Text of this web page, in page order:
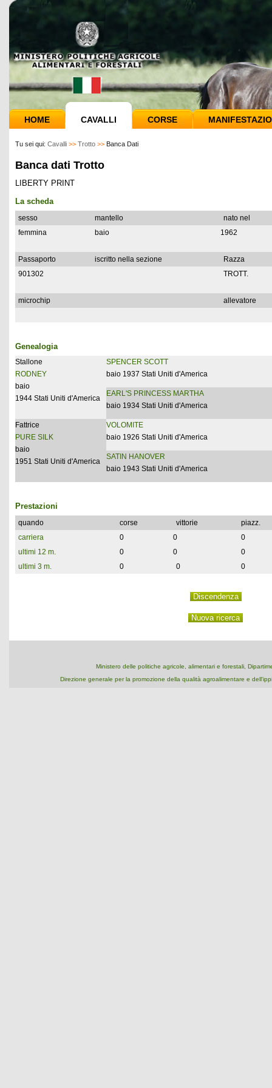
HOME CAVALLI CORSE
Tu sei qui: Cavalli >> Trotto >> Banca Dati
Banca dati Trotto
LIBERTY PRINT
La scheda
sesso mantello
nato nel
femmina
baio 1962
Passaporto iscritto nella sezione
Razza
901302
TROTT.
microchip allevatore
Genealogia
Stallone
RODNEY
baio
1944 Stati Uniti d'America
SPENCER SCOTT
baio 1937 Stati Uniti d'America
EARL'S PRINCESS MARTHA
baio 1934 Stati Uniti d'America
Fattrice
PURE SILK
baio
1951 Stati Uniti d'America
VOLOMITE
baio 1926 Stati Uniti d'America
SATIN HANOVER
baio 1943 Stati Uniti d'America
Prestazioni
quando corse vittorie
piazz.
carriera
0 0
0
ultimi 12 m.
0 0
0
ultimi 3 m.
0 0 0
Ministero delle politiche agricole, alimentari e forestali,
Direzione generale per la promozione della qualità agroalimentare e